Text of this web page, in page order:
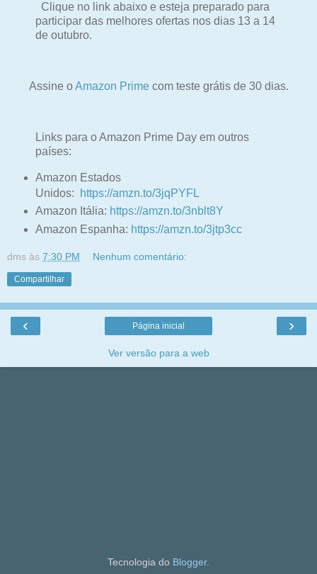
Clique no link abaixo e esteja preparado para
participar das melhores ofertas nos dias 13 a 14
de outubro.
Assine oAmazon Primecom teste grátis de 30 dias.
Links para o Amazon Prime Day em outros
países:
Amazon Estados
Unidos:
https://amzn.to/3jqPYFL
Amazon Itália: https://amzn.to/3nblt8Y
Amazon Espanha: https://amzn.to/3jtp3cc
dms às 7:30 PM Nenhum comentário:
Compartilhar
‹ ›
Página inicial
Ver versão para a web
Tecnologia do Blogger.